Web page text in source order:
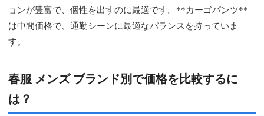
ョンが豊富で、個性を出すのに最適です。**カーゴパンツ**
は中間価格で、通勤シーンに最適なバランスを持っていま
す。
春服 メンズ ブランド別で価格を比較するに
は？